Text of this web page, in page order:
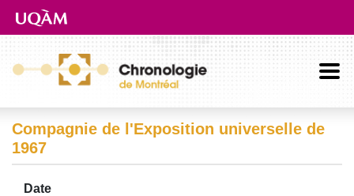
Aller directement au contenu principal
Compagnie de l'Exposition universelle de
1967
Date